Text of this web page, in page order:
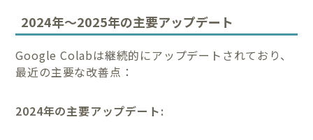
2024年〜2025年の主要アップデート
Google Colabは継続的にアップデートされており、
最近の主要な改善点：
2024年の主要アップデート: